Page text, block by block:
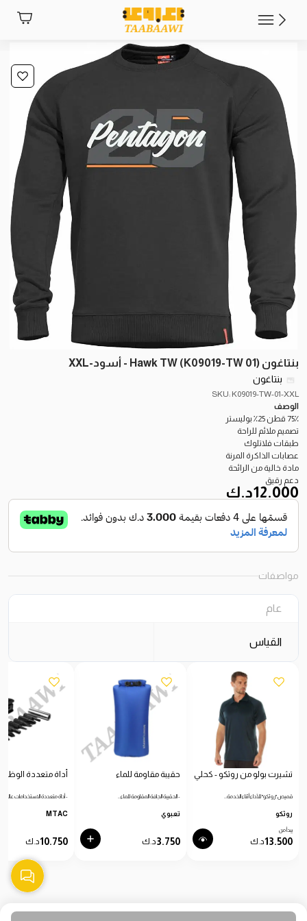
بنتاغون Hawk TW (K09019-TW 01) - أسود-XXL
بنتاغون
SKU: K09019-TW-01-XXL
الوصف
75٪ قطن 25٪ بوليستر
تصميم ملائم للراحة
طبقات فلاتلوك
عصابات الذاكرة المرنة
مادة خالية من الرائحة
دعم رقيق
12.000د.ك
مواصفات
عام
القياس
تشيرت بولو من روثكو - كحلي
قميص "روثكو" للأداء أثناء الخدمة…
روثكو
يبدأ من
13.500د.ك
حقيبة مقاومة للماء
- الحقيبة الجافة المقاومة للماء…
تعبوي
3.750د.ك
أداة متعددة
- أداة متعددة الاستخدامات عالية…
MTAC
10.750د.ك